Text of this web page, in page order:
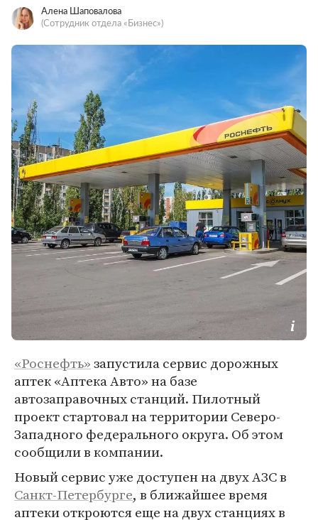
Алена Шаповалова
(Сотрудник отдела «‎Бизнес»)
«Роснефть»запустила сервис дорожных
аптек «Аптека Авто» на базе
автозаправочных станций. Пилотный
проект стартовал на территории Северо-
Западного федерального округа. Об этом
сообщили в компании.
Новый сервис уже доступен на двух АЗС в
Санкт-Петербурге, в ближайшее время
аптеки откроются еще на двух станциях в